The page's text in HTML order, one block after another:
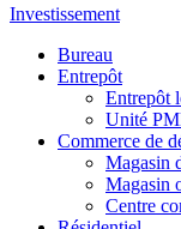
Investissement
Bureau
Entrepôt
Entrepôt
Unité
Commerce de
Magasin
Magasin
Centre